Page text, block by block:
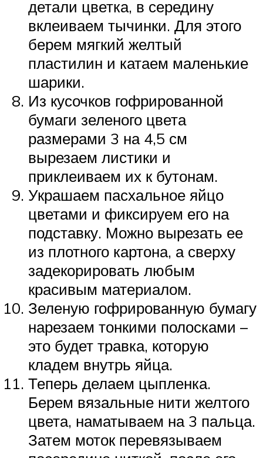
детали цветка, в середину
вклеиваем тычинки. Для этого
берем мягкий желтый
пластилин и катаем маленькие
шарики.
Из кусочков гофрированной
бумаги зеленого цвета
размерами 3 на 4,5 см
вырезаем листики и
приклеиваем их к бутонам.
Украшаем пасхальное яйцо
цветами и фиксируем его на
подставку. Можно вырезать ее
из плотного картона, а сверху
задекорировать любым
красивым материалом.
Зеленую гофрированную бумагу
нарезаем тонкими полосками –
это будет травка, которую
кладем внутрь яйца.
Теперь делаем цыпленка.
Берем вязальные нити желтого
цвета, наматываем на 3 пальца.
Затем моток перевязываем